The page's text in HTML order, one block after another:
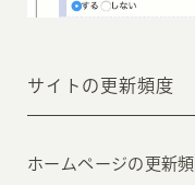
サイトの更新頻度
ホームページの更新